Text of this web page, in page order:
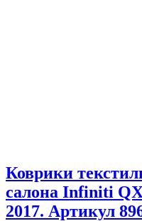
Коврики
салона Infiniti
2017. Артикул